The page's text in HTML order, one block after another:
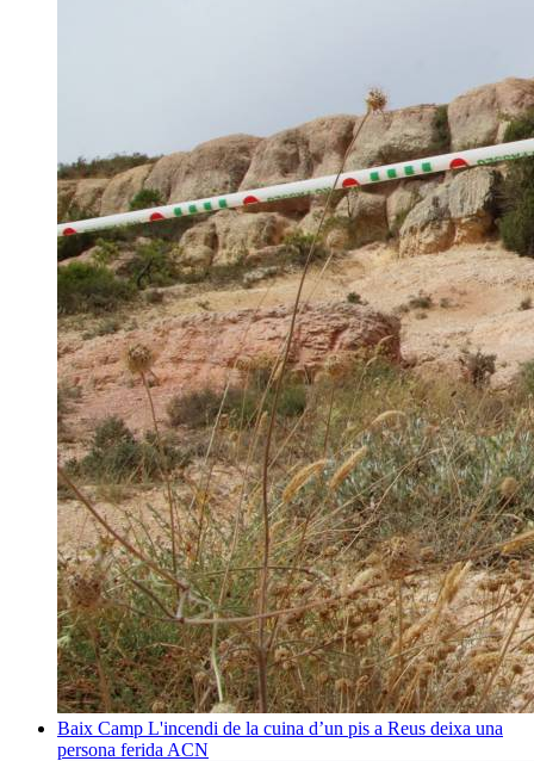
Baix Camp L'incendi de la cuina d’un pis a Reus deixa una
persona ferida ACN